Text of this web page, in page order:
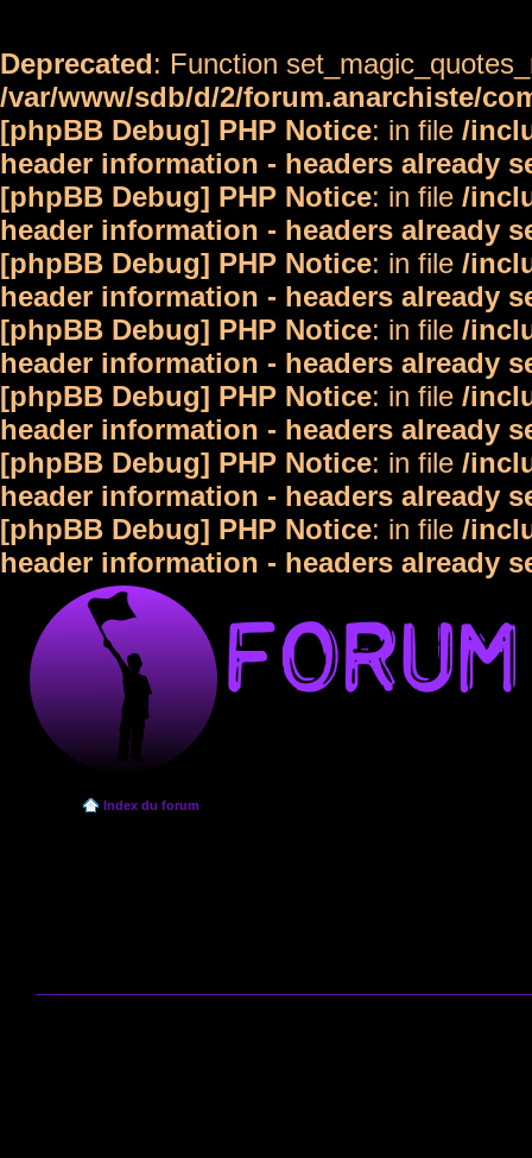
Deprecated: Function
/var/www/sdb/d/2/forum.anarchiste/
[phpBB Debug] PHP Notice: in file /
header information - headers already
[phpBB Debug] PHP Notice: in file /
header information - headers already
[phpBB Debug] PHP Notice: in file /
header information - headers already
[phpBB Debug] PHP Notice: in file /
header information - headers already
[phpBB Debug] PHP Notice: in file /
header information - headers already
[phpBB Debug] PHP Notice: in file /
header information - headers already
[phpBB Debug] PHP Notice: in file /
header information - headers already
Index du forum